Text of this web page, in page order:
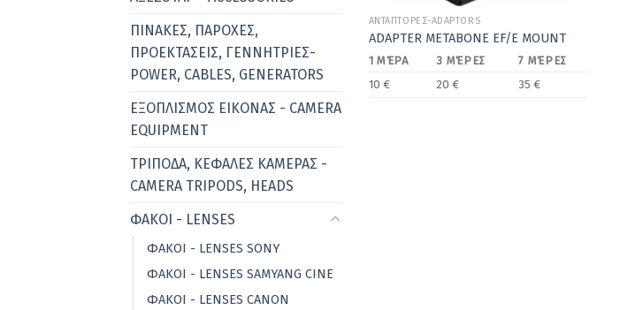
ΠΙΝΑΚΕΣ, ΠΑΡΟΧΕΣ,
ΠΡΟΕΚΤΑΣΕΙΣ, ΓΕΝΝΗΤΡΙΕΣ-
POWER, CABLES, GENERATORS
ΕΞΟΠΛΙΣΜΟΣ ΕΙΚΟΝΑΣ - CAMERA
EQUIPMENT
ΤΡΙΠΟΔΑ, ΚEΦΑΛΕΣ ΚΑΜΕΡΑΣ -
CAMERA TRIPODS, HEADS
ΦΑΚΟΙ - LENSES
ΦΑΚΟΙ - LENSES SONY
ΦΑΚΟΙ - LENSES SAMYANG CINE
ΦΑΚΟΙ - LENSES CANON
ΑΝΤΑΠΤΟΡΕΣ-ADAPTORS
ADAPTER METABONE EF/E MOUNT
1 ΜΈΡΑ 3 ΜΈΡΕΣ
7 ΜΈΡΕΣ
10 €
20 € 35 €